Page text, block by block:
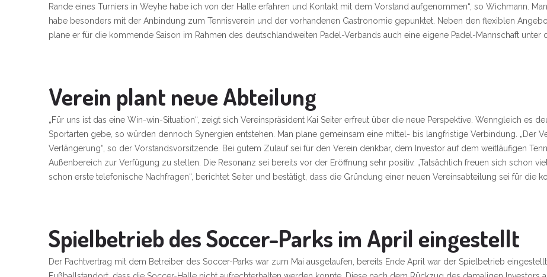
Rande eines Turniers in Weyhe habe ich von der Halle erfahren und Kontakt mit dem Vorstand aufgenommen“, so Wichmann.
habe besonders mit der Anbindung zum Tennisverein und der vorhandenen Gastronomie gepunktet. Neben den flexiblen
plane er für die kommende Saison im Rahmen des deutschlandweiten Padel-Verbands auch eine eigene Padel-Mannschaft unter
Verein plant neue Abteilung
„Für uns ist das eine Win-win-Situation“, zeigt sich Vereinspräsident Kai Seiter erfreut über die neue Perspektive. Wenngleich es
Sportarten gebe, so würden dennoch Synergien entstehen. Man plane gemeinsam eine mittel- bis langfristige Verbindung. „Der
Verlängerung“, so der Vorstandsvorsitzende. Bei gutem Zulauf sei für den Verein denkbar, dem Investor auf dem weitläufigen
Außenbereich zur Verfügung zu stellen. Die Resonanz sei bereits vor der Eröffnung sehr positiv. „Tatsächlich freuen sich schon
schon erste telefonische Nachfragen“, berichtet Seiter und bestätigt, dass die Gründung einer neuen Vereinsabteilung sei für die
Spielbetrieb des Soccer-Parks im April eingestellt
Der Pachtvertrag mit dem Betreiber des Soccer-Parks war zum Mai ausgelaufen, bereits Ende April war der Spielbetrieb